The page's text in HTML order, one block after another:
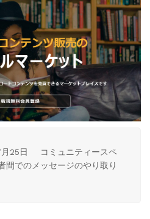
月25日 コミュニティースペ
間でのメッセージのやり取り